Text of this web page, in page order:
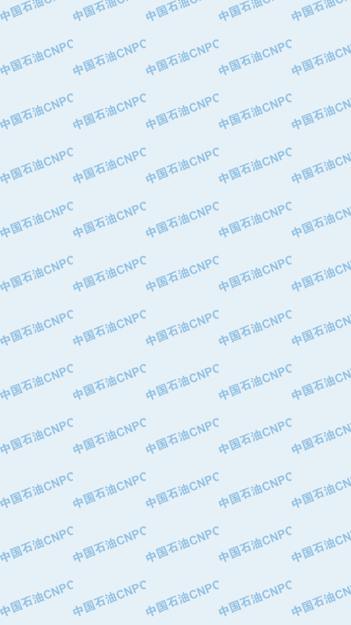
·宁波永泰塑料机械有限公司宁波高压
·上海人民企业集团有限公司
·西安巨力石油技术有限责任公司
·青岛汉缆股份有限公司
·厦门市榕兴新世纪石油设备制造有限
·大港油田集团中成机械制造有限公司
·承德司达石油装备开发公司
·四川明星电缆有限公司
·中国石油大庆石油化工总厂
·中国石油化工股份有限公司催化剂长
·北京长空工业有限公司
·北京中旭阳光石油天然气科技有限公
·托肯恒山科技（广州）有限公司
·北京德泰联华科技发展有限公司
·美钻石油钻采系统（上海）有限公司
·陕西爱瑞德控制工程有限公司
·成都皖东仪表电缆成套系统有限公司
·成都中寰机电设备有限公司
·河北保定天威集团特变电气有限公司
·中国石油辽阳石油化纤公司
·托肯恒山科技（广州）有限公司
·大庆油田飞马有限公司
·大庆油田有限责任公司
·中国石油华北油田公司
·中国石油锦西石化分公司